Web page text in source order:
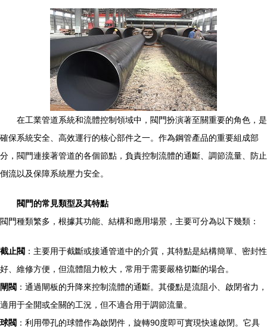
在工業管道系統和流體控制領域中，閥門扮演著至關重要的角色，是
確保系統安全、高效運行的核心部件之一。作為鋼管產品的重要組成部
分，閥門連接著管道的各個節點，負責控制流體的通斷、調節流量、防止
倒流以及保障系統壓力安全。
閥門的常見類型及其特點
閥門種類繁多，根據其功能、結構和應用場景，主要可分為以下幾類：
截止閥 ：主要用于截斷或接通管道中的介質，其特點是結構簡單、密封性
好、維修方便，但流體阻力較大，常用于需要嚴格切斷的場合。
閘閥 ：通過閘板的升降來控制流體的通斷。其優點是流阻小、啟閉省力，
適用于全開或全關的工況，但不適合用于調節流量。
球閥 ：利用帶孔的球體作為啟閉件，旋轉90度即可實現快速啟閉。它具